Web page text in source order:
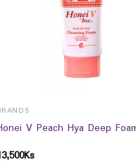
V Peach Hya Deep
Ks